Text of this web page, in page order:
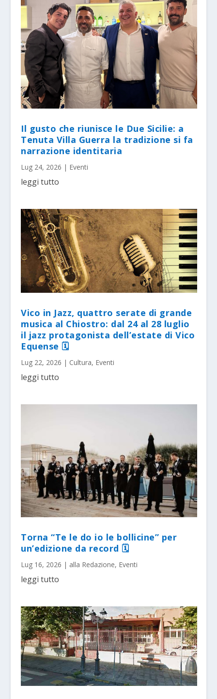
Il gusto che riunisce le Due Sicilie: a
Tenuta Villa Guerra la tradizione si fa
narrazione identitaria
Lug 24, 2026 | Eventi
leggi tutto
Vico in Jazz, quattro serate di grande
musica al Chiostro: dal 24 al 28 luglio
il jazz protagonista dell’estate di Vico
Equense 🗓
Lug 22, 2026 | Cultura, Eventi
leggi tutto
Torna “Te le do io le bollicine” per
un’edizione da record 🗓
Lug 16, 2026 | alla Redazione, Eventi
leggi tutto